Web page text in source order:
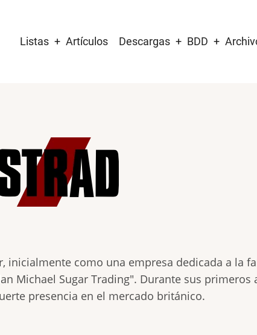
navigation
Listas Artículos Descargas BDD
inicialmente como una empresa dedicada a la
Michael Sugar Trading". Durante sus primeros
presencia en el mercado británico.